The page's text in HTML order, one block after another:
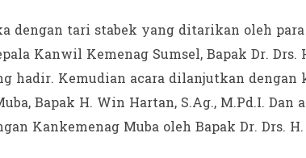
dengan tari stabek yang ditarikan oleh
Kanwil Kemenag Sumsel, Bapak Dr.
hadir. Kemudian acara dilanjutkan dengan
Bapak H. Win Hartan, S.Ag., M.Pd.I.
Kankemenag Muba oleh Bapak Dr. Drs.